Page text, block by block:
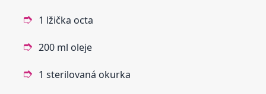
1 lžička octa
200 ml oleje
1 sterilovaná okurka